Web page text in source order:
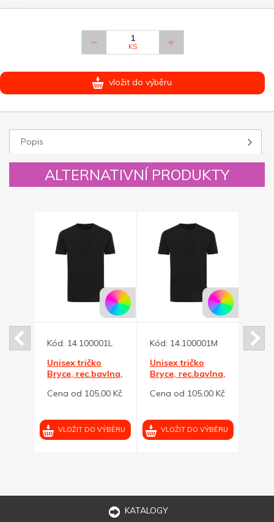
KS
vložit do výběru
Popis
ALTERNATIVNÍ PRODUKTY
Kód: 14.100001L
Unisex tričko
Bryce, rec.bavlna,
Cena od 105,00 Kč
VLOŽIT DO VÝBĚRU
Kód: 14.100001M
Unisex tričko
Bryce, rec.bavlna,
Cena od 105,00 Kč
VLOŽIT DO VÝBĚRU
Kód:
KATALOGY